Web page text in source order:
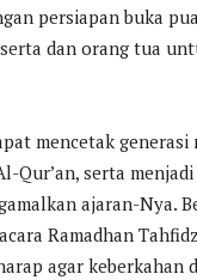
persiapan buka
dan orang tua
mencetak generasi
Qur’an, serta
ajaran-Nya.
Ramadhan
agar